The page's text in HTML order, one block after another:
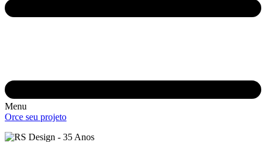
Menu
Orce seu projeto